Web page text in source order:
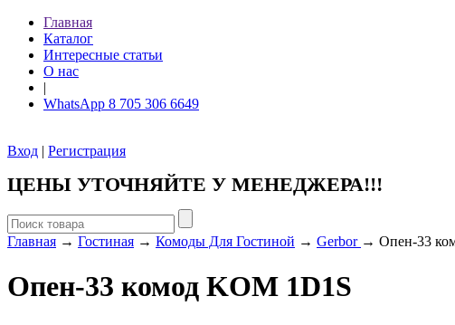
Главная
Каталог
Интересные статьи
О нас
|
WhatsApp 8 705 306 6649
Вход | Регистрация
ЦЕНЫ УТОЧНЯЙТЕ У МЕНЕДЖЕРА!!!
Главная → Гостиная → Комоды Для Гостиной → Gerbor → Опен-33
Опен-33 комод KOM 1D1S